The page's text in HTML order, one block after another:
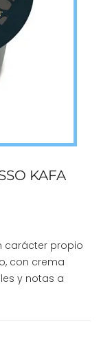
KAFA
carácter propio
con crema
y notas a